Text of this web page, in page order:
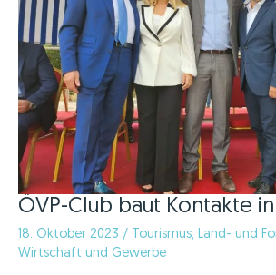
nach
Kärnten
holen!“
ÖVP-Club baut Kontakte
18. Oktober 2023 / Tourismus, Land- und
Wirtschaft und Gewerbe